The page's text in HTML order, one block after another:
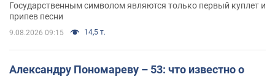
Государственным символом являются только первый куплет и
припев песни
9.08.2026 09:15 14,5 т.
Александру Пономареву – 53: что известно о